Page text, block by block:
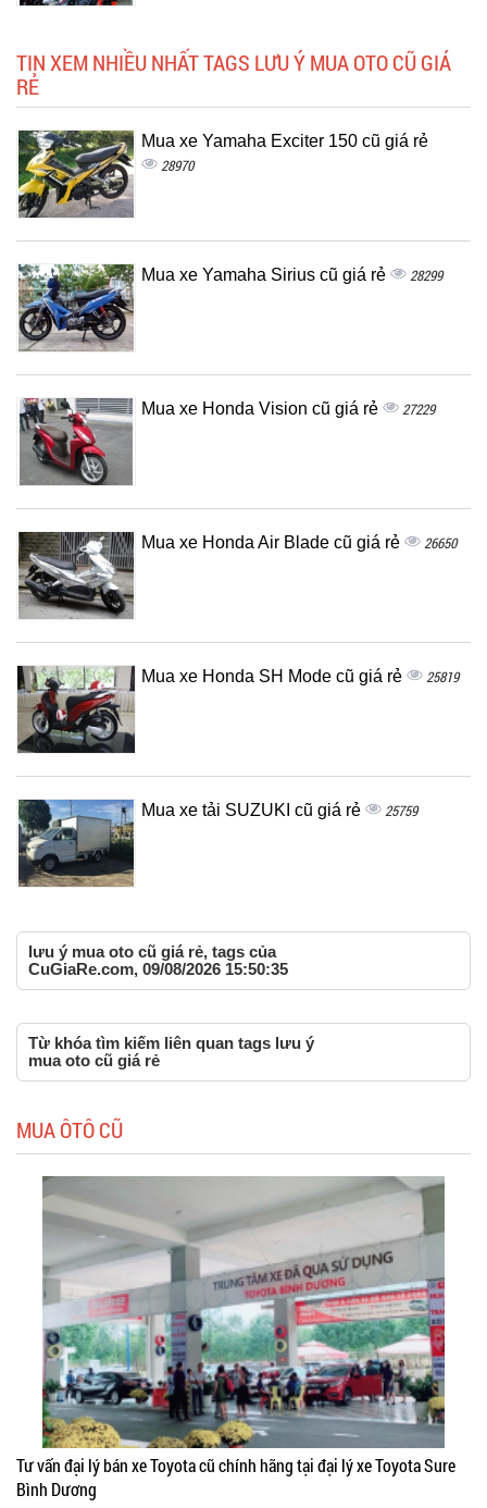
TIN XEM NHIỀU NHẤT TAGS LƯU Ý MUA OTO CŨ GIÁ
RẺ
Mua xe Yamaha Exciter 150 cũ giá rẻ
28970
Mua xe Yamaha Sirius cũ giá rẻ 28299
Mua xe Honda Vision cũ giá rẻ 27229
Mua xe Honda Air Blade cũ giá rẻ 26650
Mua xe Honda SH Mode cũ giá rẻ 25819
Mua xe tải SUZUKI cũ giá rẻ 25759
lưu ý mua oto cũ giá rẻ, tags của
CuGiaRe.com, 09/08/2026 15:50:35
Từ khóa tìm kiếm liên quan tags lưu ý
mua oto cũ giá rẻ
MUA ÔTÔ CŨ
Tư vấn đại lý bán xe Toyota cũ chính hãng tại đại lý xe Toyota Sure
Bình Dương